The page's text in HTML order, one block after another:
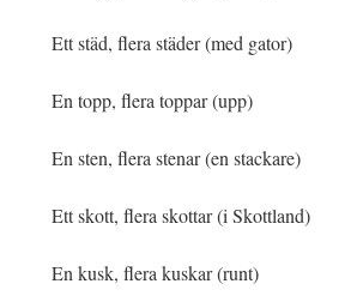
Ett städ, flera städer (med gator)
En topp, flera toppar (upp)
En sten, flera stenar (en stackare)
Ett skott, flera skottar (i Skottland)
En kusk, flera kuskar (runt)